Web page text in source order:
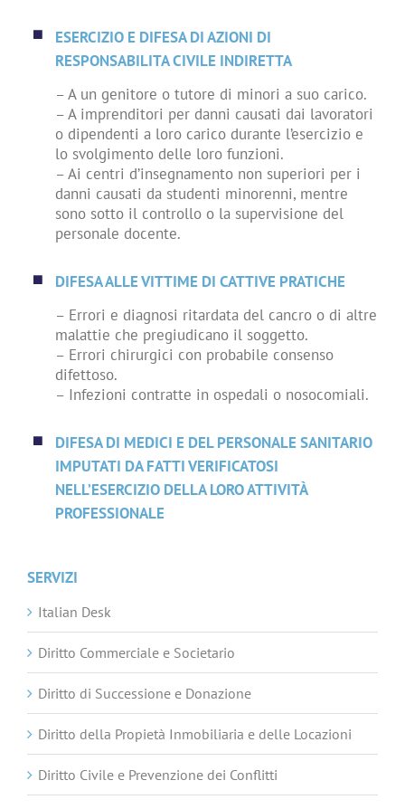
ESERCIZIO E DIFESA DI AZIONI DI
RESPONSABILITA CIVILE INDIRETTA
– A un genitore o tutore di minori a suo carico.
– A imprenditori per danni causati dai lavoratori
o dipendenti a loro carico durante l’esercizio e
lo svolgimento delle loro funzioni.
– Ai centri d’insegnamento non superiori per i
danni causati da studenti minorenni, mentre
sono sotto il controllo o la supervisione del
personale docente.
DIFESA ALLE VITTIME DI CATTIVE PRATICHE
– Errori e diagnosi ritardata del cancro o di altre
malattie che pregiudicano il soggetto.
– Errori chirurgici con probabile consenso
difettoso.
– Infezioni contratte in ospedali o nosocomiali.
DIFESA DI MEDICI E DEL PERSONALE SANITARIO
IMPUTATI DA FATTI VERIFICATOSI
NELL’ESERCIZIO DELLA LORO ATTIVITÀ
PROFESSIONALE
SERVIZI
Italian Desk
Diritto Commerciale e Societario
Diritto di Successione e Donazione
Diritto della Propietà Inmobiliaria e delle Locazioni
Diritto Civile e Prevenzione dei Conflitti